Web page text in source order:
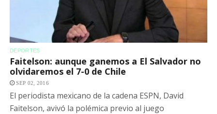
DEPORTES
Faitelson: aunque ganemos a El Salvador no
olvidaremos el 7-0 de Chile
SEP 02, 2016
El periodista mexicano de la cadena ESPN, David
Faitelson, avivó la polémica previo al juego